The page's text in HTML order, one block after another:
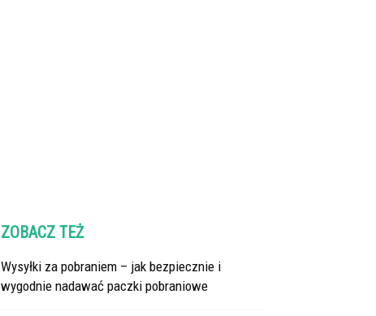
ZOBACZ TEŻ
Wysyłki za pobraniem – jak bezpiecznie i
wygodnie nadawać paczki pobraniowe